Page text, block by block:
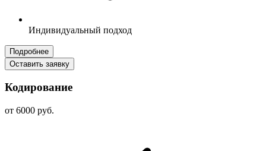
Индивидуальный подход
Подробнее
Оставить заявку
Кодирование
от 6000 руб.